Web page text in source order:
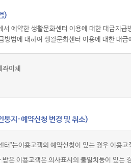
)
서 예약한 생활문화센터 이용에 대한 대금지
방법에 대하여 생활문화센터 이용에 대한 대
이체
지·예약신청 변경 및 취소)
터"는이용고객의 예약신청이 있는 경우 이용
받은 이용고객은 의사표시의 불일치등이 있는